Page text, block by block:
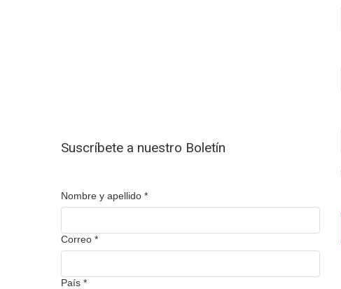
Suscríbete a nuestro Boletín
Nombre y apellido *
Correo *
País *